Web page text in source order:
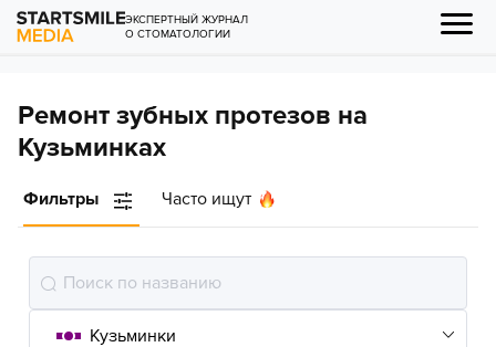
ЭКСПЕРТНЫЙ ЖУРНАЛ
О СТОМАТОЛОГИИ
Ремонт зубных протезов на
Кузьминках
Фильтры Часто ищут